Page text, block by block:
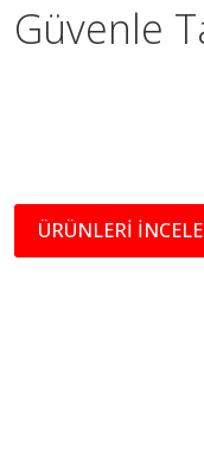
Güvenle
ÜRÜNLERİ İNCELE